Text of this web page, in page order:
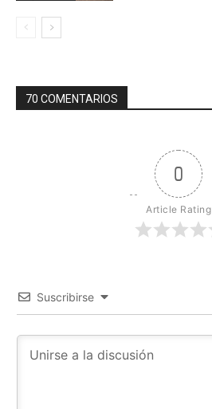
70 COMENTARIOS
0
Article Rating
Suscribirse